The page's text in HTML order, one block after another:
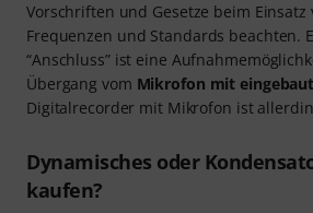
Vorschriften und Gesetze beim
Frequenzen und Standards beachten.
“Anschluss” ist eine
Übergang vom Mikrofon mit
Digitalrecorder mit Mikrofon ist
Dynamisches oder
kaufen?